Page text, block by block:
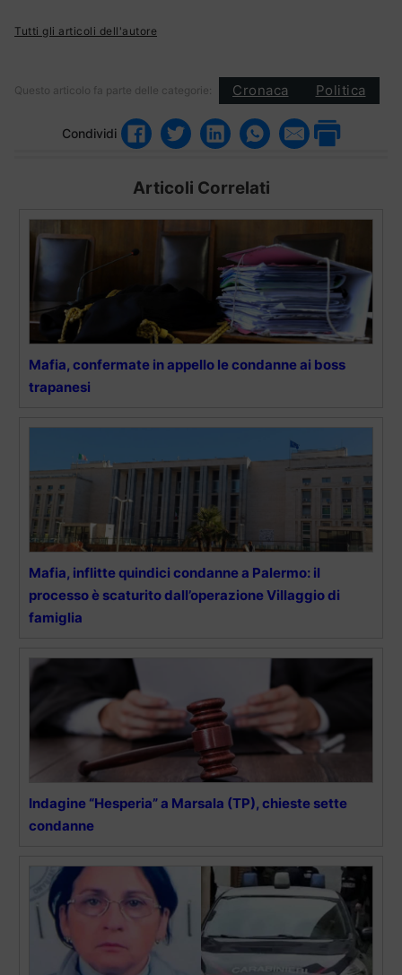
Tutti gli articoli dell'autore
Questo articolo fa parte delle categorie: Cronaca Politica
Condividi
Articoli Correlati
Mafia, confermate in appello le condanne ai boss
trapanesi
Mafia, inflitte quindici condanne a Palermo: il
processo è scaturito dall’operazione Villaggio di
famiglia
Indagine “Hesperia” a Marsala (TP), chieste sette
condanne